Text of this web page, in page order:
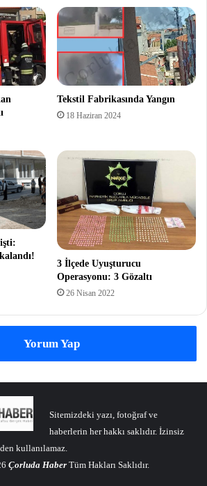
Tekstil Fabrikasında Yangın
18 Haziran 2024
3 İlçede Uyuşturucu
Operasyonu: 3 Gözaltı
26 Nisan 2022
Yorum Yap
Sitemizdeki yazı, fotoğraf ve
haberlerin her hakkı saklıdır. İzinsiz
kullanılamaz.
Çorluda Haber Tüm Hakları Saklıdır.